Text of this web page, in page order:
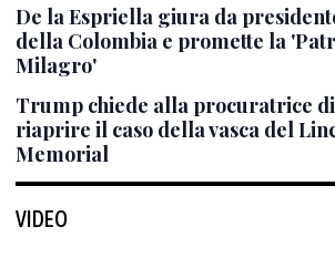
De la Espriella giura da
della Colombia e promette la
Milagro'
Trump chiede alla procuratrice di
riaprire il caso della vasca del
Memorial
VIDEO